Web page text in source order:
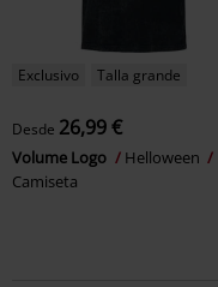
Exclusivo Talla grande
Desde 26,99 €
Volume Logo
Helloween
Camiseta